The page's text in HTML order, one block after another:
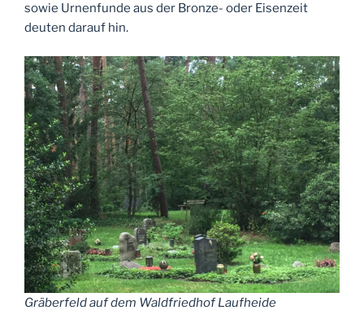
sowie Urnenfunde aus der Bronze- oder Eisenzeit
deuten darauf hin.
Gräberfeld auf dem Waldfriedhof Laufheide